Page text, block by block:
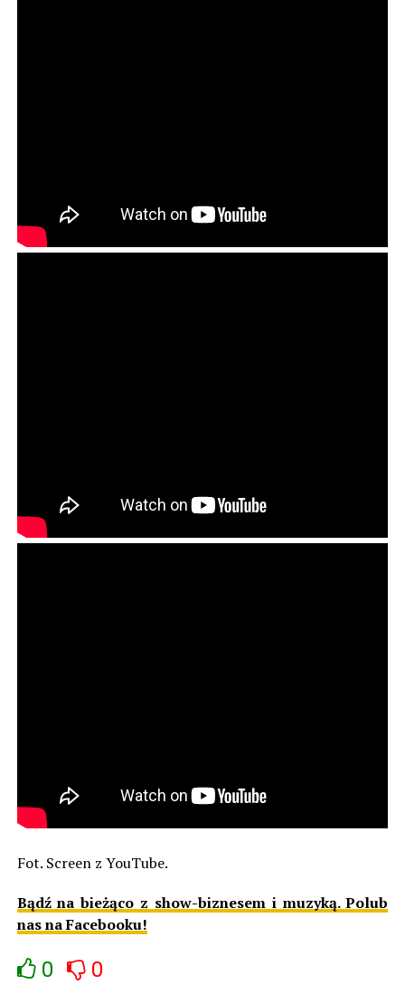
Fot. Screen z YouTube.
Bądź na bieżąco z show-biznesem i muzyką. Polub
nas na Facebooku!
0 0